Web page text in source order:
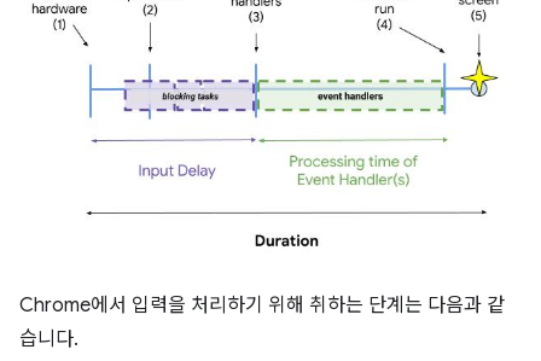
Chrome에서 입력을 처리하기 위해 취하는 단계는 다음과 같
습니다.